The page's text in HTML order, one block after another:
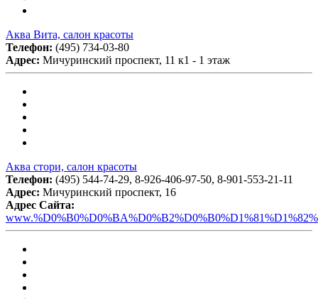
Аква Вита, салон красоты
Телефон: (495) 734-03-80
Адрес: Мичуринский проспект, 11 к1 - 1 этаж
Аква стори, салон красоты
Телефон: (495) 544-74-29, 8-926-406-97-50, 8-901-553-21-11
Адрес: Мичуринский проспект, 16
Адрес Сайта: